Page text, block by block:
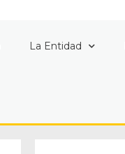
La Entidad